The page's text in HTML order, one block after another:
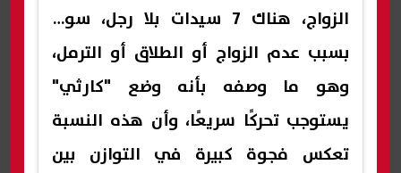
الزواج، هناك 7 سيدات بلا رجل، سواء
بسبب عدم الزواج أو الطلاق أو الترمل،
وهو ما وصفه بأنه وضع "كارثي"
يستوجب تحركًا سريعًا، وأن هذه النسبة
تعكس فجوة كبيرة في التوازن بين